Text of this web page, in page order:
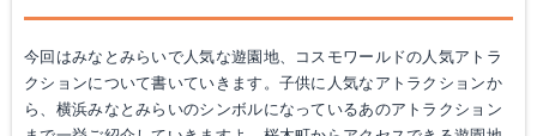
今回はみなとみらいで人気な遊園地、コスモワールドの人気アトラ
クションについて書いていきます。子供に人気なアトラクションか
ら、横浜みなとみらいのシンボルになっているあのアトラクション